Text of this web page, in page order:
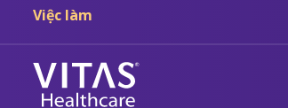
Chuyển đến nội dung chính
Chuyển đến điều hướng
Việc làm